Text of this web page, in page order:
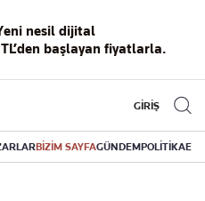
nesil dijital
başlayan fiyatlarla.
GİRİŞ
BİZİM SAYFAGÜNDEMPOLİTİKA